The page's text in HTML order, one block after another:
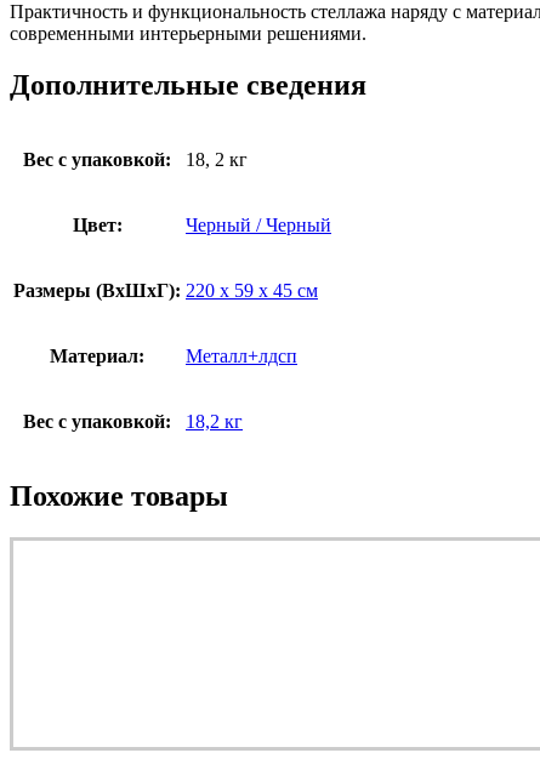
Практичность и функциональность стеллажа наряду с
современными интерьерными решениями.
Дополнительные сведения
Вес с упаковкой: 18, 2 кг
Цвет: Черный / Черный
Размеры (ВxШxГ): 220 x 59 x 45 см
Материал: Металл+лдсп
Вес с упаковкой: 18,2 кг
Похожие товары